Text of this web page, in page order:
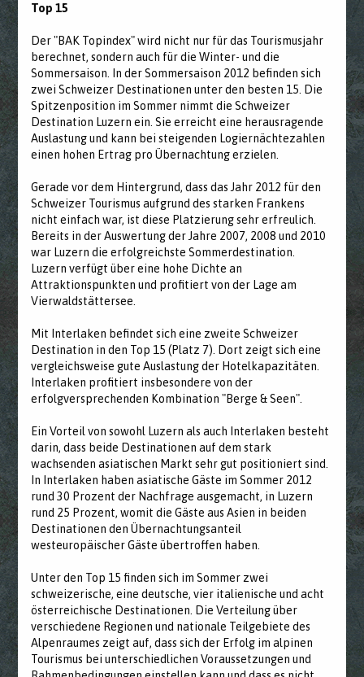
Top 15
Der "BAK Topindex" wird nicht nur für das Tourismusjahr
berechnet, sondern auch für die Winter- und die
Sommersaison. In der Sommersaison 2012 befinden sich
zwei Schweizer Destinationen unter den besten 15. Die
Spitzenposition im Sommer nimmt die Schweizer
Destination Luzern ein. Sie erreicht eine herausragende
Auslastung und kann bei steigenden Logiernächtezahlen
einen hohen Ertrag pro Übernachtung erzielen.
Gerade vor dem Hintergrund, dass das Jahr 2012 für den
Schweizer Tourismus aufgrund des starken Frankens
nicht einfach war, ist diese Platzierung sehr erfreulich.
Bereits in der Auswertung der Jahre 2007, 2008 und 2010
war Luzern die erfolgreichste Sommerdestination.
Luzern verfügt über eine hohe Dichte an
Attraktionspunkten und profitiert von der Lage am
Vierwaldstättersee.
Mit Interlaken befindet sich eine zweite Schweizer
Destination in den Top 15 (Platz 7). Dort zeigt sich eine
vergleichsweise gute Auslastung der Hotelkapazitäten.
Interlaken profitiert insbesondere von der
erfolgversprechenden Kombination "Berge & Seen".
Ein Vorteil von sowohl Luzern als auch Interlaken besteht
darin, dass beide Destinationen auf dem stark
wachsenden asiatischen Markt sehr gut positioniert sind.
In Interlaken haben asiatische Gäste im Sommer 2012
rund 30 Prozent der Nachfrage ausgemacht, in Luzern
rund 25 Prozent, womit die Gäste aus Asien in beiden
Destinationen den Übernachtungsanteil
westeuropäischer Gäste übertroffen haben.
Unter den Top 15 finden sich im Sommer zwei
schweizerische, eine deutsche, vier italienische und acht
österreichische Destinationen. Die Verteilung über
verschiedene Regionen und nationale Teilgebiete des
Alpenraumes zeigt auf, dass sich der Erfolg im alpinen
Tourismus bei unterschiedlichen Voraussetzungen und